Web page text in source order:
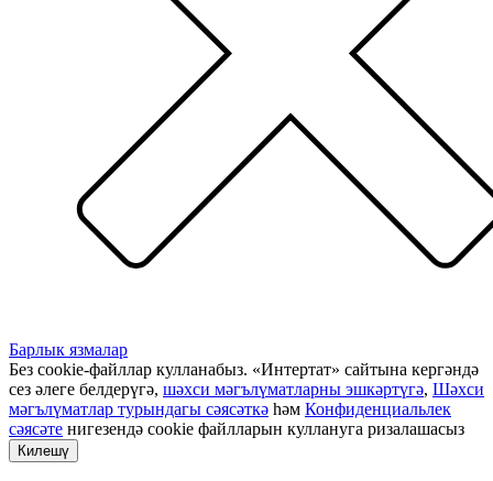
Барлык язмалар
Без cookie-файллар кулланабыз. «Интертат» сайтына кергәндә
сез әлеге белдерүгә, шәхси мәгълүматларны эшкәртүгә, Шәхси
мәгълүматлар турындагы сәясәткә һәм Конфиденциальлек
сәясәте нигезендә cookie файлларын куллануга ризалашасыз
Килешү